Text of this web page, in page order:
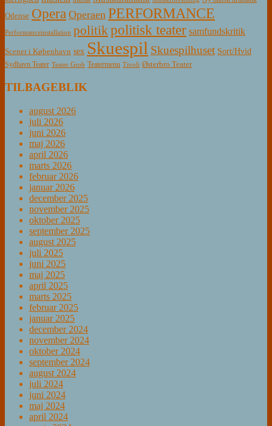
Odense Opera Operaen PERFORMANCE
Performanceinstallation politikpolitisk teater samfundskritik
Scener i København sex Skuespil Skuespilhuset Sort/Hvid
Sydhavn Teater Teater Grob Teatermenu Tivoli Østerbro Teater
TILBAGEBLIK
august 2026
juli 2026
juni 2026
maj 2026
april 2026
marts 2026
februar 2026
januar 2026
december 2025
november 2025
oktober 2025
september 2025
august 2025
juli 2025
juni 2025
maj 2025
april 2025
marts 2025
februar 2025
januar 2025
december 2024
november 2024
oktober 2024
september 2024
august 2024
juli 2024
juni 2024
maj 2024
april 2024